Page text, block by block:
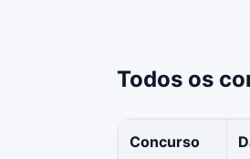
Todos os
Concurso